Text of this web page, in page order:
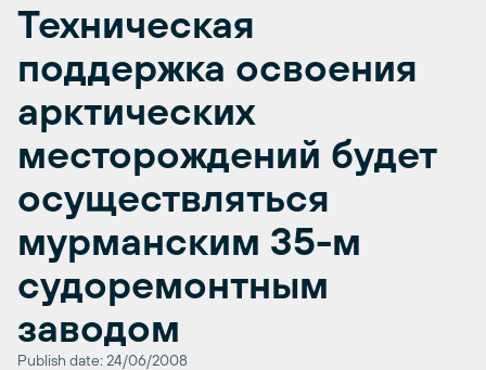
Техническая
поддержка освоения
арктических
месторождений будет
осуществляться
мурманским 35-м
судоремонтным
заводом
Publish date: 24/06/2008